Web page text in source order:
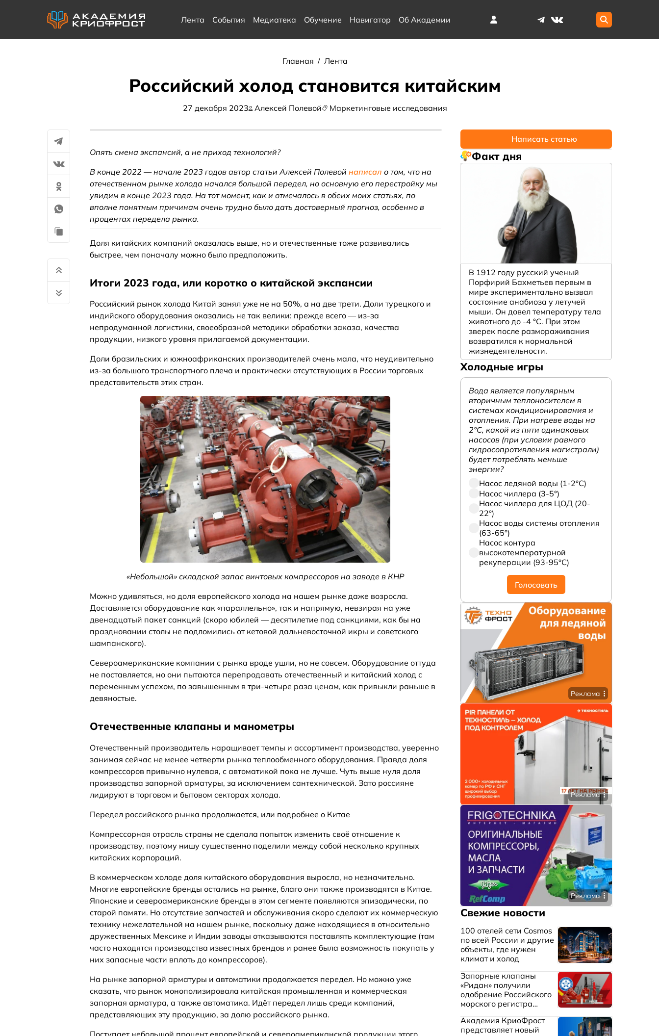
Лента События Медиатека Обучение Навигатор Об Академии
Главная / Лента
Российский холод становится китайским
27 декабря 2023 Алексей Полевой Маркетинговые исследования
Опять смена экспансий, а не приход технологий?
В конце 2022 — начале 2023 годов автор статьи Алексей Полевой написал о том, что на
отечественном рынке холода начался большой передел, но основную его перестройку мы
увидим в конце 2023 года. На тот момент, как и отмечалось в обеих моих статьях, по
вполне понятным причинам очень трудно было дать достоверный прогноз, особенно в
процентах передела рынка.
Доля китайских компаний оказалась выше, но и отечественные тоже развивались
быстрее, чем поначалу можно было предположить.
Итоги 2023 года, или коротко о китайской экспансии
Российский рынок холода Китай занял уже не на 50%, а на две трети. Доли турецкого и
индийского оборудования оказались не так велики: прежде всего — из-за
непродуманной логистики, своеобразной методики обработки заказа, качества
продукции, низкого уровня прилагаемой документации.
Доли бразильских и южноафриканских производителей очень мала, что неудивительно
из-за большого транспортного плеча и практически отсутствующих в России торговых
представительств этих стран.
«Небольшой» складской запас винтовых компрессоров на заводе в КНР
Можно удивляться, но доля европейского холода на нашем рынке даже возросла.
Доставляется оборудование как «параллельно», так и напрямую, невзирая на уже
двенадцатый пакет санкций (скоро юбилей — десятилетие под санкциями, как бы на
праздновании столы не подломились от кетовой дальневосточной икры и советского
шампанского).
Североамериканские компании с рынка вроде ушли, но не совсем. Оборудование оттуда
не поставляется, но они пытаются перепродавать отечественный и китайский холод с
переменным успехом, по завышенным в три-четыре раза ценам, как привыкли раньше в
девяностые.
Отечественные клапаны и манометры
Отечественный производитель наращивает темпы и ассортимент производства, уверенно
занимая сейчас не менее четверти рынка теплообменного оборудования. Правда доля
компрессоров привычно нулевая, с автоматикой пока не лучше. Чуть выше нуля доля
производства запорной арматуры, за исключением сантехнической. Зато россияне
лидируют в торговом и бытовом секторах холода.
Передел российского рынка продолжается, или подробнее о Китае
Компрессорная отрасль страны не сделала попыток изменить своё отношение к
производству, поэтому нишу существенно поделили между собой несколько крупных
китайских корпораций.
В коммерческом холоде доля китайского оборудования выросла, но незначительно.
Многие европейские бренды остались на рынке, благо они также производятся в Китае.
Японские и североамериканские бренды в этом сегменте появляются эпизодически, по
старой памяти. Но отсутствие запчастей и обслуживания скоро сделают их коммерческую
технику нежелательной на нашем рынке, поскольку даже находящиеся в относительно
дружественных Мексике и Индии заводы отказываются поставлять комплектующие (там
часто находятся производства известных брендов и ранее была возможность покупать у
них запасные части вплоть до компрессоров).
На рынке запорной арматуры и автоматики продолжается передел. Но можно уже
сказать, что рынок монополизировала китайская промышленная и коммерческая
запорная арматура, а также автоматика. Идёт передел лишь среди компаний,
представляющих эту продукцию, за долю российского рынка.
Поступает небольшой процент европейской и североамериканской продукции этого
Написать статью
Факт дня
В 1912 году русский ученый
Порфирий Бахметьев первым в
мире экспериментально вызвал
состояние анабиоза у летучей
мыши. Он довел температуру тела
животного до -4 °C. При этом
зверек после размораживания
возвратился к нормальной
жизнедеятельности.
Холодные игры
Вода является популярным
вторичным теплоносителем в
системах кондиционирования и
отопления. При нагреве воды на
2°С, какой из пяти одинаковых
насосов (при условии равного
гидросопротивления магистрали)
будет потреблять меньше
энергии?
Насос ледяной воды (1-2°С)
Насос чиллера (3-5°)
Насос чиллера для ЦОД (20-
22°)
Насос воды системы отопления
(63-65°)
Насос контура
высокотемпературной
рекуперации (93-95°С)
Голосовать
Реклама
Реклама
Реклама
Свежие новости
100 отелей сети Cosmos
по всей России и другие
объекты, где нужен
климат и холод
Запорные клапаны
«Ридан» получили
одобрение Российского
морского регистра
Академия КриоФрост
представляет новый